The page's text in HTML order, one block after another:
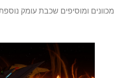
מכוונים ומוסיפים שכבת עומק